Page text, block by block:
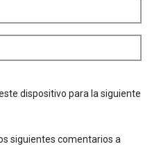
dispositivo para la siguiente
siguientes comentarios a